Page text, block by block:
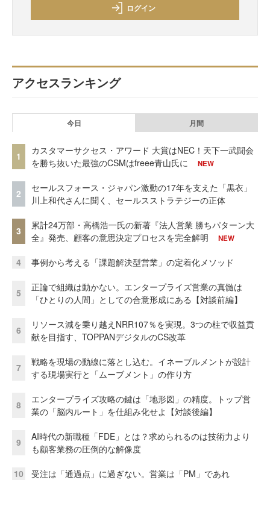
ログイン
アクセスランキング
今日 月間
1
カスタマーサクセス・アワード 大賞はNEC！天下一武闘会
を勝ち抜いた最強のCSMはfreee青山氏に
NEW
2
セールスフォース・ジャパン激動の17年を支えた「黒衣」
川上和代さんに聞く、セールスストラテジーの正体
3
累計24万部・高橋浩一氏の新著『法人営業 勝ちパターン大
全』発売、顧客の意思決定プロセスを完全解明
NEW
4 事例から考える「課題解決型営業」の定着化メソッド
5
正論で組織は動かない。エンタープライズ営業の真髄は
「ひとりの人間」としての合意形成にある【対談前編】
6
リソース減を乗り越えNRR107％を実現。3つの柱で収益貢
献を目指す、TOPPANデジタルのCS改革
7
戦略を現場の動線に落とし込む。イネーブルメントが設計
する現場実行と「ムーブメント」の作り方
8
エンタープライズ攻略の鍵は「地形図」の精度。トップ営
業の「脳内ルート」を仕組み化せよ【対談後編】
9
AI時代の新職種「FDE」とは？求められるのは技術力より
も顧客業務の圧倒的な解像度
10 受注は「通過点」に過ぎない。営業は「PM」であれ